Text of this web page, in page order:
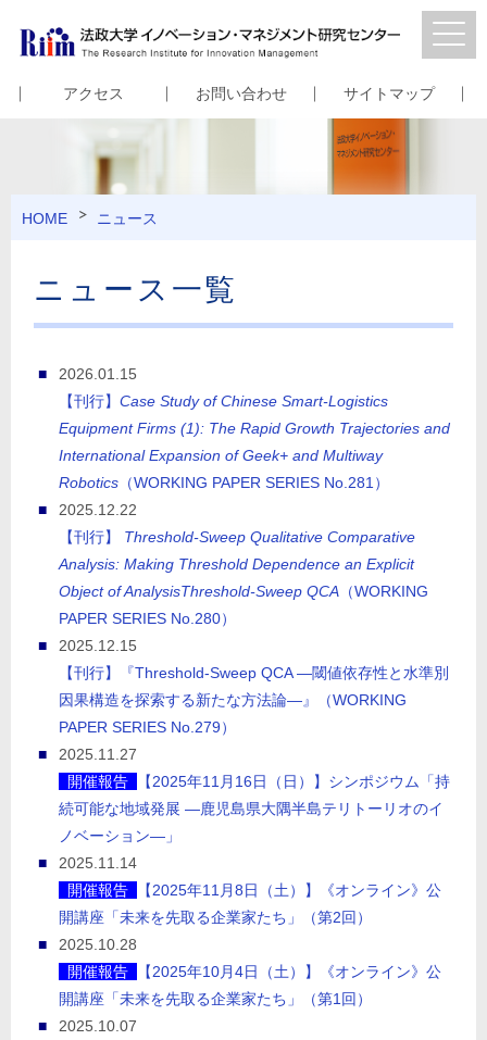
アクセス お問い合わせ サイトマップ
HOME ニュース
ニュース一覧
2026.01.15
【刊行】Case Study of Chinese Smart-Logistics
Equipment Firms (1): The Rapid Growth Trajectories and
International Expansion of Geek+ and Multiway
Robotics （WORKING PAPER SERIES No.281）
2025.12.22
【刊行】 Threshold-Sweep Qualitative Comparative
Analysis: Making Threshold Dependence an Explicit
Object of AnalysisThreshold-Sweep QCA （WORKING
PAPER SERIES No.280）
2025.12.15
【刊行】『Threshold-Sweep QCA ―閾値依存性と水準別
因果構造を探索する新たな方法論―』（WORKING
PAPER SERIES No.279）
2025.11.27
開催報告
【2025年11月16日（日）】シンポジウム「持
続可能な地域発展 ―鹿児島県大隅半島テリトーリオのイ
ノベーション―」
2025.11.14
開催報告
【2025年11月8日（土）】《オンライン》公
開講座「未来を先取る企業家たち」（第2回）
2025.10.28
開催報告
【2025年10月4日（土）】《オンライン》公
開講座「未来を先取る企業家たち」（第1回）
2025.10.07